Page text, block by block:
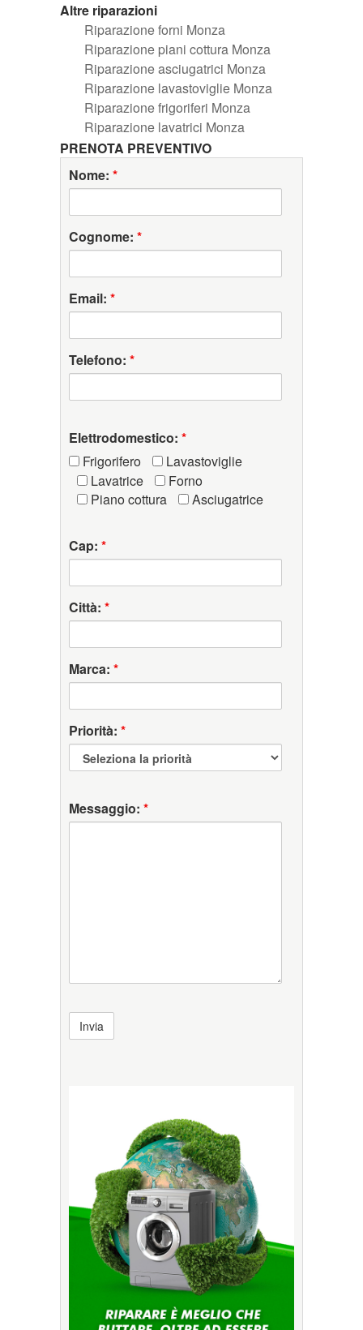
Altre riparazioni
Riparazione forni Monza
Riparazione piani cottura Monza
Riparazione asciugatrici Monza
Riparazione lavastoviglie Monza
Riparazione frigoriferi Monza
Riparazione lavatrici Monza
PRENOTA PREVENTIVO
Nome: *
Cognome: *
Email: *
Telefono: *
Elettrodomestico: *
Frigorifero
Lavastoviglie
Lavatrice
Forno
Piano cottura
Asciugatrice
Cap: *
Città: *
Marca: *
Priorità: *
Messaggio: *